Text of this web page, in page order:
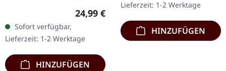
27.03.2026, auf Supreme
Chaos Records.
Schwarzes Vinyl mit
Insert. Zweite Auflage…
Regulärer Preis:
24,99 €
Sofort verfügbar,
Lieferzeit: 1-2 Werktage
HINZUFÜGEN
Lieferzeit: 1-2 Werktage
HINZUFÜGEN